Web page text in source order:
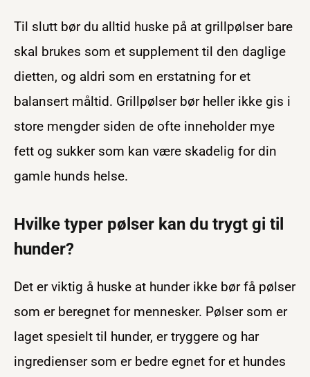
Til slutt bør du alltid huske på at grillpølser bare
skal brukes som et supplement til den daglige
dietten, og aldri som en erstatning for et
balansert måltid. Grillpølser bør heller ikke gis i
store mengder siden de ofte inneholder mye
fett og sukker som kan være skadelig for din
gamle hunds helse.
Hvilke typer pølser kan du trygt gi til
hunder?
Det er viktig å huske at hunder ikke bør få pølser
som er beregnet for mennesker. Pølser som er
laget spesielt til hunder, er tryggere og har
ingredienser som er bedre egnet for et hundes